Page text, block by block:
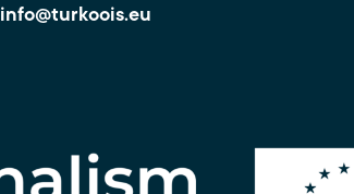
info@turkoois.eu